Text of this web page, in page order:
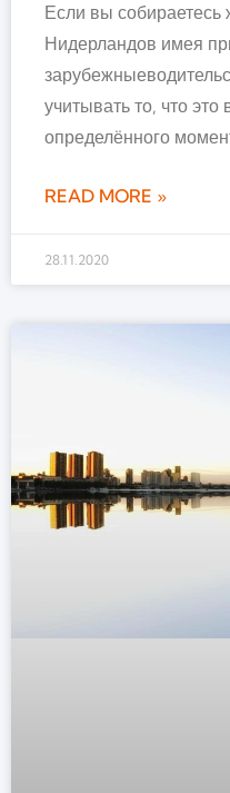
Если вы собираетесь
Нидерландов имея
учитывать то, что
определённого
READ MORE »
28.11.2020